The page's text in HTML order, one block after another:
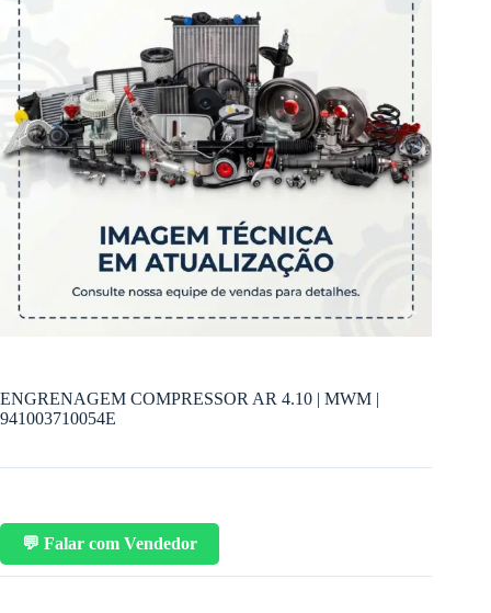
ENGRENAGEM COMPRESSOR AR 4.10 | MWM |
941003710054E
💬 Falar com Vendedor